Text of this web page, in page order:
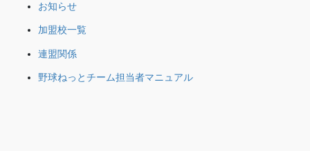
お知らせ
加盟校一覧
連盟関係
野球ねっとチーム担当者マニュアル